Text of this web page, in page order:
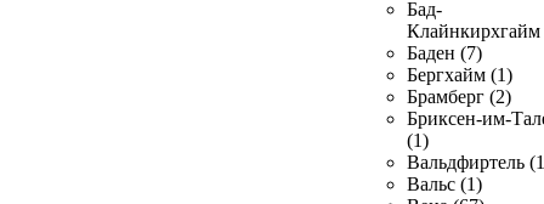
Бад-
Клайнкирхгайм
Баден (7)
Бергхайм (1)
Брамберг (2)
Бриксен-им-
(1)
Вальдфиртель
Вальс (1)